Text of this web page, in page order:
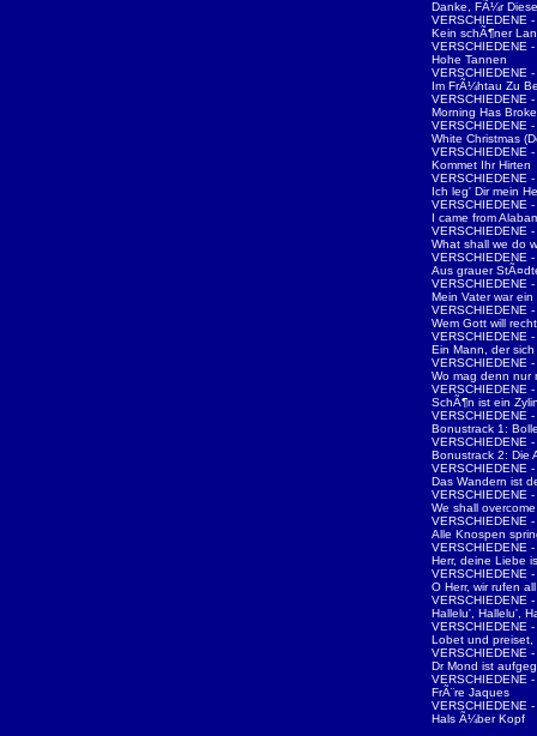
Danke, FÃ¼r
VERSCHIEDENE
Kein schÃ¶ner
VERSCHIEDENE
Hohe Tannen
VERSCHIEDENE
Im FrÃ¼htau Zu
VERSCHIEDENE
Morning Has
VERSCHIEDENE
White Christmas
VERSCHIEDENE
Kommet Ihr Hirten
VERSCHIEDENE
Ich leg' Dir mein
VERSCHIEDENE
I came from
VERSCHIEDENE
What shall we do
VERSCHIEDENE
Aus grauer
VERSCHIEDENE
Mein Vater war
VERSCHIEDENE
Wem Gott will
VERSCHIEDENE
Ein Mann, der
VERSCHIEDENE
Wo mag denn nur
VERSCHIEDENE
SchÃ¶n ist ein
VERSCHIEDENE
Bonustrack 1:
VERSCHIEDENE
Bonustrack 2: Die
VERSCHIEDENE
Das Wandern ist
VERSCHIEDENE
We shall overcome
VERSCHIEDENE
Alle Knospen
VERSCHIEDENE
Herr, deine Liebe
VERSCHIEDENE
O Herr, wir rufen
VERSCHIEDENE
Hallelu', Hallelu',
VERSCHIEDENE
Lobet und preiset,
VERSCHIEDENE
Dr Mond ist
VERSCHIEDENE
FrÃ¨re Jaques
VERSCHIEDENE
Hals Ã¼ber Kopf